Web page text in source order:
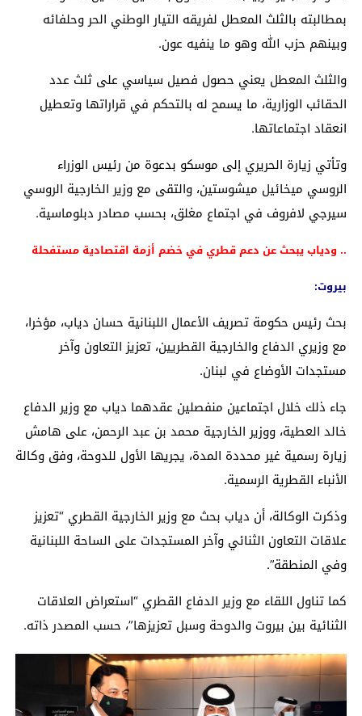
بمطالبته بالثلث المعطل لفريقه التيار الوطني الحر وحلفائه
وبينهم حزب الله وهو ما ينفيه عون.
والثلث المعطل يعني حصول فصيل سياسي على ثلث عدد
الحقائب الوزارية، ما يسمح له بالتحكم في قراراتها وتعطيل
انعقاد اجتماعاتها.
وتأتي زيارة الحريري إلى موسكو بدعوة من رئيس الوزراء
الروسي ميخائيل ميشوستين، والتقى مع وزير الخارجية الروسي
سيرجي لافروف في اجتماع مغلق، بحسب مصادر دبلوماسية.
.. ودياب يبحث عن دعم قطري في خضم أزمة اقتصادية مستفحلة
بيروت:
بحث رئيس حكومة تصريف الأعمال اللبنانية حسان دياب، مؤخرا،
مع وزيري الدفاع والخارجية القطريين، تعزيز التعاون وآخر
مستجدات الأوضاع في لبنان.
جاء ذلك خلال اجتماعين منفصلين عقدهما دياب مع وزير الدفاع
خالد العطية، ووزير الخارجية محمد بن عبد الرحمن، على هامش
زيارة رسمية غير محددة المدة، يجريها الأول للدوحة، وفق وكالة
الأنباء القطرية الرسمية.
وذكرت الوكالة، أن دياب بحث مع وزير الخارجية القطري “تعزيز
علاقات التعاون الثنائي وآخر المستجدات على الساحة اللبنانية
وفي المنطقة”.
كما تناول اللقاء مع وزير الدفاع القطري “استعراض العلاقات
الثنائية بين بيروت والدوحة وسبل تعزيزها”، حسب المصدر ذاته.